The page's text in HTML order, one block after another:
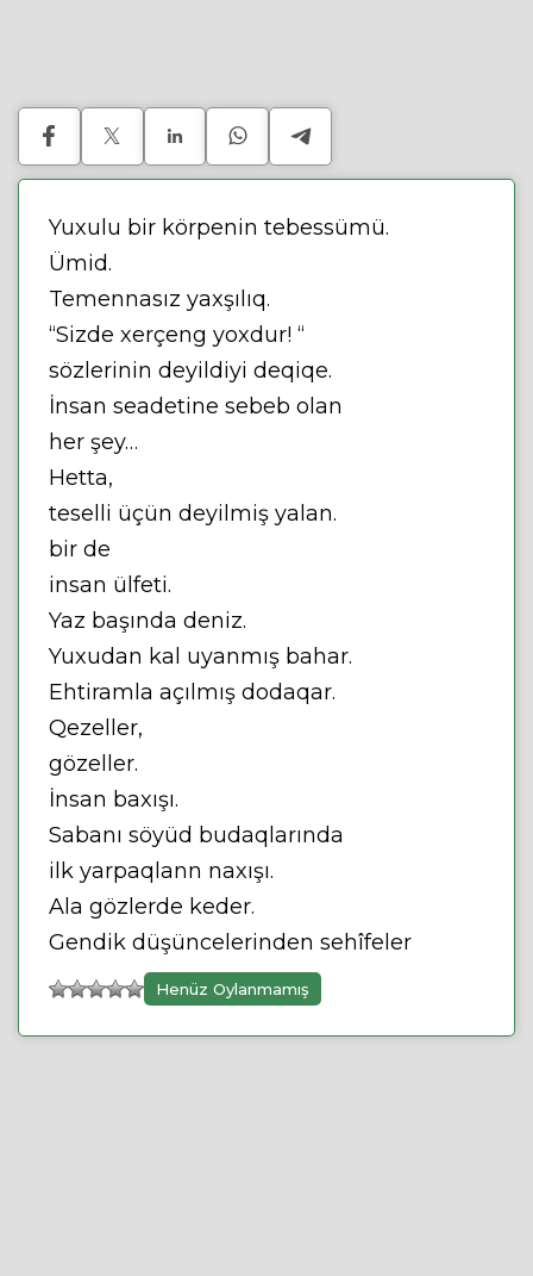
Yuxulu bir körpenin tebessümü.
Ümid.
Temennasız yaxşılıq.
“Sizde xerçeng yoxdur! “
sözlerinin deyildiyi deqiqe.
İnsan seadetine sebeb olan
her şey…
Hetta,
teselli üçün deyilmiş yalan.
bir de
insan ülfeti.
Yaz başında deniz.
Yuxudan kal uyanmış bahar.
Ehtiramla açılmış dodaqar.
Qezeller,
gözeller.
İnsan baxışı.
Sabanı söyüd budaqlarında
ilk yarpaqlann naxışı.
Ala gözlerde keder.
Gendik düşüncelerinden sehîfeler
Henüz Oylanmamış